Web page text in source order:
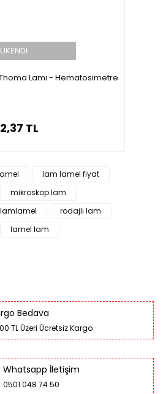
Lamı - Hematosimetre
TL
lam lamel fiyat
mikroskop lam
lamlamel
rodajlı lam
lamel lam
Bedava
TL Üzeri Ücretsiz Kargo
Whatsapp İletişim
0501 048 74 50